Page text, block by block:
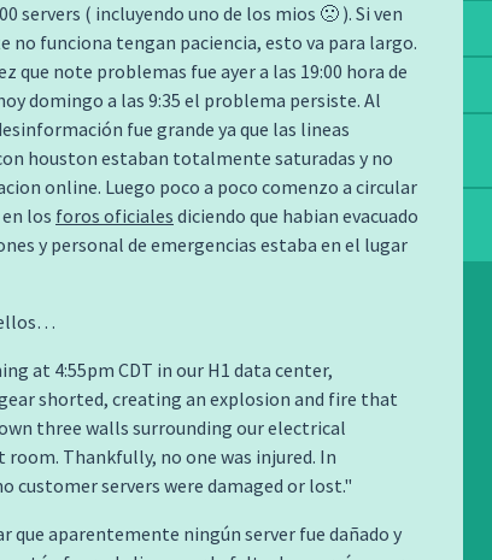
servers ( incluyendo uno de los mios 🙁 ). Si ven
no funciona tengan paciencia, esto va para largo.
que note problemas fue ayer a las 19:00 hora de
domingo a las 9:35 el problema persiste. Al
fue grande ya que las lineas
houston estaban totalmente saturadas y no
online. Luego poco a poco comenzo a circular
los foros oficiales diciendo que habian evacuado
y personal de emergencias estaba en el lugar
at 4:55pm CDT in our H1 data center,
shorted, creating an explosion and fire that
three walls surrounding our electrical
room. Thankfully, no one was injured. In
customer servers were damaged or lost.
que aparentemente ningún server fue dañado y